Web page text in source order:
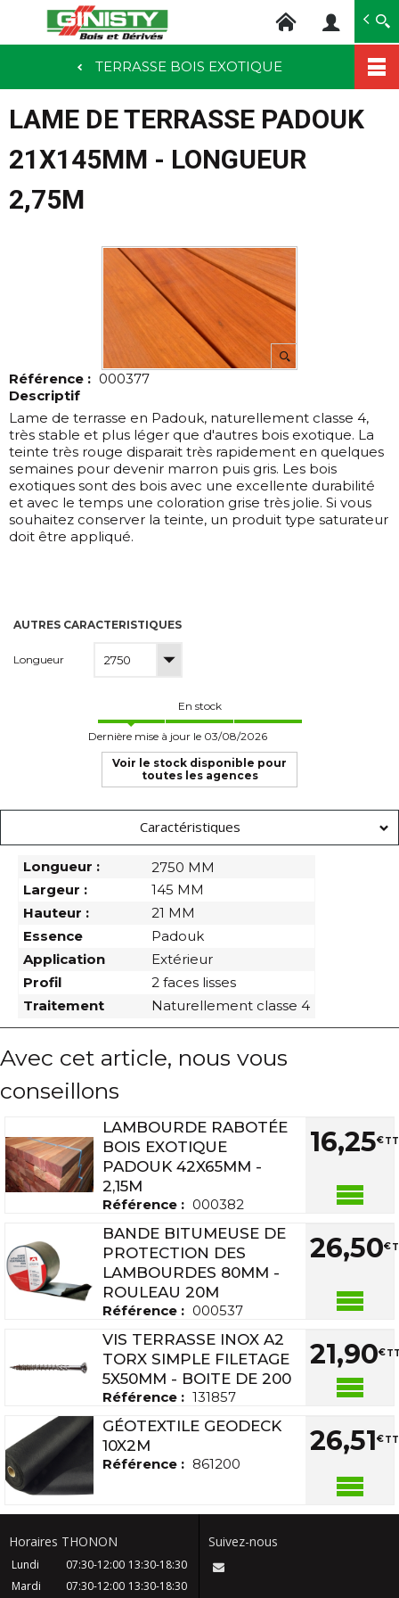
au
contenu
TERRASSE BOIS EXOTIQUE
LAME DE TERRASSE PADOUK
21X145MM - LONGUEUR
2,75M
Référence : 000377
Descriptif
Lame de terrasse en Padouk, naturellement classe 4,
très stable et plus léger que d'autres bois exotique. La
teinte très rouge disparait très rapidement en quelques
semaines pour devenir marron puis gris. Les bois
exotiques sont des bois avec une excellente durabilité
et avec le temps une coloration grise très jolie. Si vous
souhaitez conserver la teinte, un produit type saturateur
doit être appliqué.
AUTRES CARACTERISTIQUES
Longueur
En stock
Dernière mise à jour le 03/08/2026
Voir le stock disponible pour
toutes les agences
Caractéristiques
Longueur :
2750 MM
Largeur :
145 MM
Hauteur :
21 MM
Essence
Padouk
Application
Extérieur
Profil
2 faces lisses
Traitement
Naturellement classe 4
Avec cet article, nous vous
conseillons
LAMBOURDE RABOTÉE
BOIS EXOTIQUE
PADOUK 42X65MM -
2,15M
Référence : 000382
16,25€
BANDE BITUMEUSE DE
PROTECTION DES
LAMBOURDES 80MM -
ROULEAU 20M
Référence : 000537
26,50€
VIS TERRASSE INOX A2
TORX SIMPLE FILETAGE
5X50MM - BOITE DE 200
Référence : 131857
21,90€
GÉOTEXTILE GEODECK
10X2M
Référence : 861200
26,51€
Horaires THONON
Lundi 07:30-12:00 13:30-18:30
Mardi
07:30-12:00 13:30-18:30
Suivez-nous